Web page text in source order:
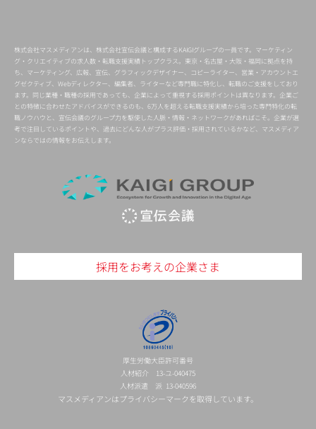
株式会社マスメディアンは、株式会社宣伝会議と構成するKAIGIグループの一員です。マーケティン
グ・クリエイティブの求人数・転職支援実績トップクラス。東京・名古屋・大阪・福岡に拠点を持
ち、マーケティング、広報、宣伝、グラフィックデザイナー、コピーライター、営業・アカウントエ
グゼクティブ、Webディレクター、編集者、ライターなど専門職に特化し、転職のご支援をしており
ます。同じ業種・職種の採用であっても、企業によって重視する採用ポイントは異なります。企業ご
との特徴に合わせたアドバイスができるのも、6万人を超える転職支援実績から培った専門特化の転
職ノウハウと、宣伝会議のグループ力を駆使した人脈・情報・ネットワークがあればこそ。企業が選
考で注目しているポイントや、過去にどんな人がプラス評価・採用されているかなど、マスメディア
ンならではの情報をお伝えします。
採用をお考えの企業さま
厚生労働大臣許可番号
人材紹介 13-ユ-040475
人材派遣 派 13-040596
マスメディアンはプライバシーマークを取得しています。